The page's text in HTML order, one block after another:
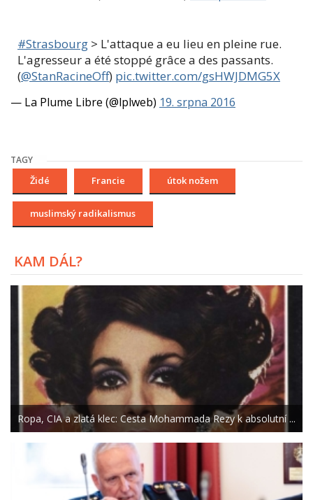
#Strasbourg > L'attaque a eu lieu en pleine rue.
L'agresseur a été stoppé grâce a des passants.
(@StanRacineOff) pic.twitter.com/gsHWJDMG5X
— La Plume Libre (@lplweb) 19. srpna 2016
TAGY
Židé Francie útok nožem
muslimský radikalismus
KAM DÁL?
Ropa, CIA a zlatá klec: Cesta Mohammada Rezy k absolutní ...